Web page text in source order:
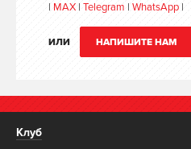
| MAX | Telegram | WhatsApp |
ИЛИ НАПИШИТЕ НАМ
Клуб